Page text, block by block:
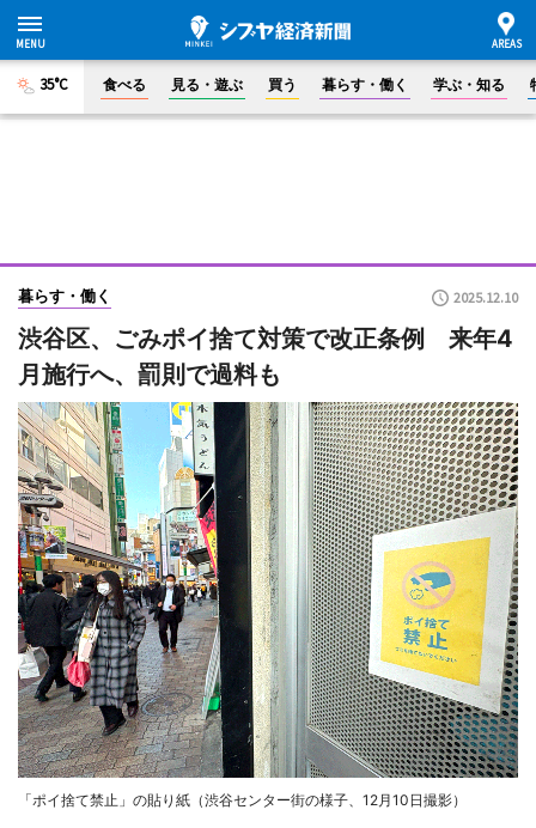
35°C 食べる 見る・遊ぶ 買う 暮らす・働く 学ぶ・知る
暮らす・働く 2025.12.10
渋谷区、ごみポイ捨て対策で改正条例 来年4
月施行へ、罰則で過料も
「ポイ捨て禁止」の貼り紙（渋谷センター街の様子、12月10日撮影）